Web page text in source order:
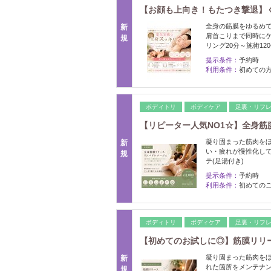
新
規
【お顔も上向き！もたつき撃退
全身の筋膜をゆるめ
肩首こりまで同時に
リング20分～施術
提示条件： 予約時
利用条件： 初めての
新
規
ボディトリ ボディケア 足裏・リフレ
【リピーター人気NO1☆】全身
凝り固まった筋肉を
い・疲れが慢性化
テ(足湯付き)
提示条件： 予約時
利用条件： 初めての
新
規
ボディトリ ボディケア 足裏・リフレ
【初めてのお試しに◎】筋膜リ
凝り固まった筋肉を
れた箇所をメンテナ